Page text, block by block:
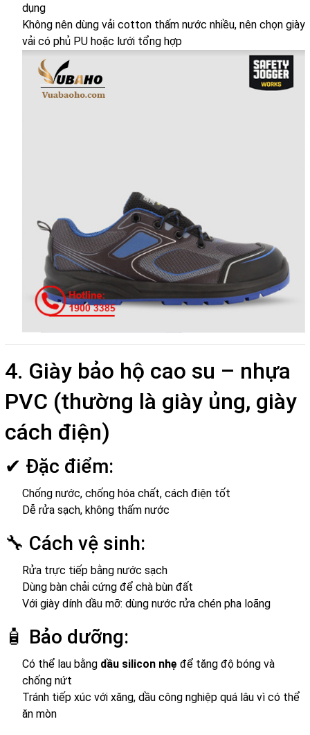
dụng
Không nên dùng vải cotton thấm nước nhiều, nên chọn giày
vải có phủ PU hoặc lưới tổng hợp
4. Giày bảo hộ cao su – nhựa
PVC (thường là giày ủng, giày
cách điện)
✔ Đặc điểm:
Chống nước, chống hóa chất, cách điện tốt
Dễ rửa sạch, không thấm nước
🔧 Cách vệ sinh:
Rửa trực tiếp bằng nước sạch
Dùng bàn chải cứng để chà bùn đất
Với giày dính dầu mỡ: dùng nước rửa chén pha loãng
🧴 Bảo dưỡng:
Có thể lau bằng dầu silicon nhẹ để tăng độ bóng và
chống nứt
Tránh tiếp xúc với xăng, dầu công nghiệp quá lâu vì có thể
ăn mòn